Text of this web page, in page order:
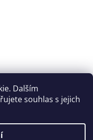
Dalším
souhlas s jejich